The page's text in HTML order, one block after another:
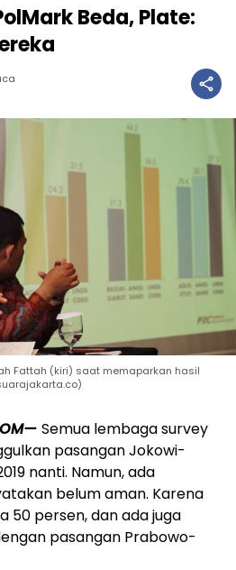
Beda, Plate:
Fattah (kiri) saat memaparkan hasil
Semua lembaga survey
pasangan Jokowi-
nanti. Namun, ada
belum aman. Karena
50 persen, dan ada juga
pasangan Prabowo-